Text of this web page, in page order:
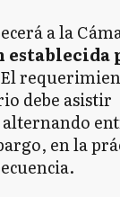
a la
establecida
El
debe asistir
en la